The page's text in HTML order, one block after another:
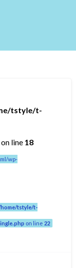
tstyle/t-
on line 18
wp-
tstyle/t-
on line 22